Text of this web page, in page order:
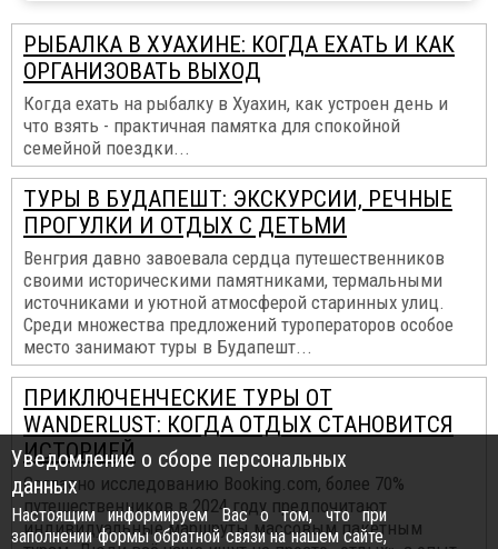
РЫБАЛКА В ХУАХИНЕ: КОГДА ЕХАТЬ И КАК
ОРГАНИЗОВАТЬ ВЫХОД
Когда ехать на рыбалку в Хуахин, как устроен день и
что взять - практичная памятка для спокойной
семейной поездки...
ТУРЫ В БУДАПЕШТ: ЭКСКУРСИИ, РЕЧНЫЕ
ПРОГУЛКИ И ОТДЫХ С ДЕТЬМИ
Венгрия давно завоевала сердца путешественников
своими историческими памятниками, термальными
источниками и уютной атмосферой старинных улиц.
Среди множества предложений туроператоров особое
место занимают туры в Будапешт...
ПРИКЛЮЧЕНЧЕСКИЕ ТУРЫ ОТ
WANDERLUST: КОГДА ОТДЫХ СТАНОВИТСЯ
ИСТОРИЕЙ
Согласно исследованию Booking.com, более 70%
путешественников в 2024 году предпочитают
индивидуальные маршруты массовым пакетным
Уведомление о сборе персональных
данных
Настоящим информируем Вас о том, что при
заполнении формы обратной связи на нашем сайте,